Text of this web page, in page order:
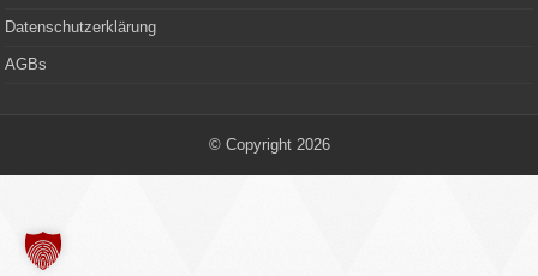
Datenschutzerklärung
AGBs
© Copyright 2026